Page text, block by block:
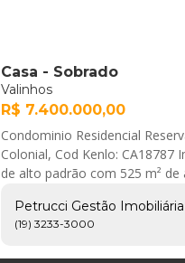
Casa - Sobrado
Valinhos
R$ 7.400.000,00
Condominio Residencial Reserva
Colonial, Cod Kenlo: CA18787 Imóvel
de alto padrão com 525 m² de
localização... Petrucci Gestão
Imobiliária
Petrucci Gestão Imobiliária
(19) 3233-3000